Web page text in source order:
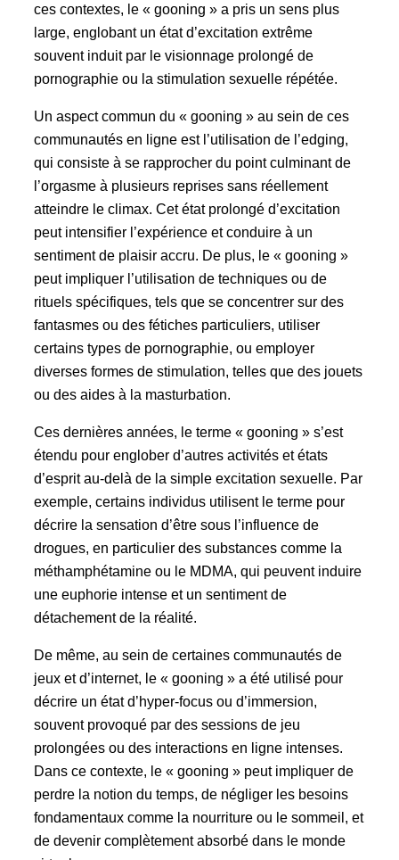
ces contextes, le « gooning » a pris un sens plus
large, englobant un état d’excitation extrême
souvent induit par le visionnage prolongé de
pornographie ou la stimulation sexuelle répétée.
Un aspect commun du « gooning » au sein de ces
communautés en ligne est l’utilisation de l’edging,
qui consiste à se rapprocher du point culminant de
l’orgasme à plusieurs reprises sans réellement
atteindre le climax. Cet état prolongé d’excitation
peut intensifier l’expérience et conduire à un
sentiment de plaisir accru. De plus, le « gooning »
peut impliquer l’utilisation de techniques ou de
rituels spécifiques, tels que se concentrer sur des
fantasmes ou des fétiches particuliers, utiliser
certains types de pornographie, ou employer
diverses formes de stimulation, telles que des jouets
ou des aides à la masturbation.
Ces dernières années, le terme « gooning » s’est
étendu pour englober d’autres activités et états
d’esprit au-delà de la simple excitation sexuelle. Par
exemple, certains individus utilisent le terme pour
décrire la sensation d’être sous l’influence de
drogues, en particulier des substances comme la
méthamphétamine ou le MDMA, qui peuvent induire
une euphorie intense et un sentiment de
détachement de la réalité.
De même, au sein de certaines communautés de
jeux et d’internet, le « gooning » a été utilisé pour
décrire un état d’hyper-focus ou d’immersion,
souvent provoqué par des sessions de jeu
prolongées ou des interactions en ligne intenses.
Dans ce contexte, le « gooning » peut impliquer de
perdre la notion du temps, de négliger les besoins
fondamentaux comme la nourriture ou le sommeil, et
de devenir complètement absorbé dans le monde